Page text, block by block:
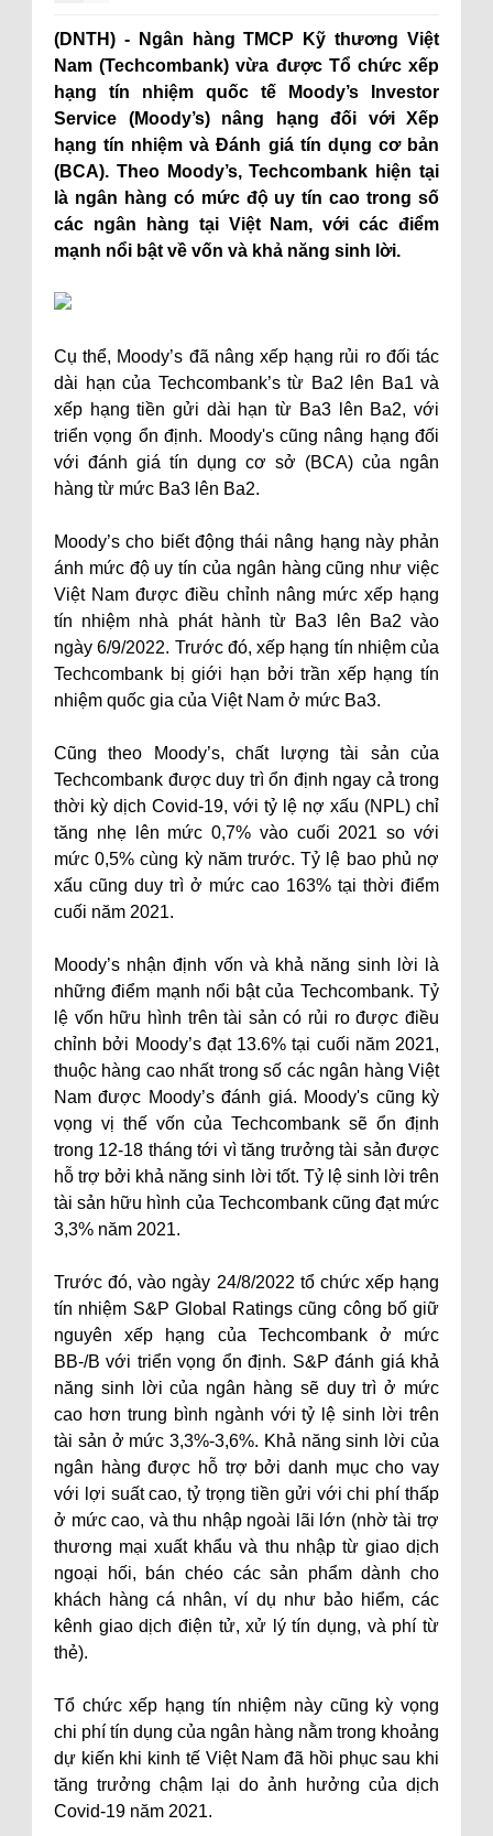
(DNTH) - Ngân hàng TMCP Kỹ thương Việt
Nam (Techcombank) vừa được Tổ chức xếp
hạng tín nhiệm quốc tế Moody’s Investor
Service (Moody’s) nâng hạng đối với Xếp
hạng tín nhiệm và Đánh giá tín dụng cơ bản
(BCA). Theo Moody’s, Techcombank hiện tại
là ngân hàng có mức độ uy tín cao trong số
các ngân hàng tại Việt Nam, với các điểm
mạnh nổi bật về vốn và khả năng sinh lời.
Cụ thể, Moody’s đã nâng xếp hạng rủi ro đối tác
dài hạn của Techcombank’s từ Ba2 lên Ba1 và
xếp hạng tiền gửi dài hạn từ Ba3 lên Ba2, với
triển vọng ổn định. Moody's cũng nâng hạng đối
với đánh giá tín dụng cơ sở (BCA) của ngân
hàng từ mức Ba3 lên Ba2.
Moody’s cho biết động thái nâng hạng này phản
ánh mức độ uy tín của ngân hàng cũng như việc
Việt Nam được điều chỉnh nâng mức xếp hạng
tín nhiệm nhà phát hành từ Ba3 lên Ba2 vào
ngày 6/9/2022. Trước đó, xếp hạng tín nhiệm của
Techcombank bị giới hạn bởi trần xếp hạng tín
nhiệm quốc gia của Việt Nam ở mức Ba3.
Cũng theo Moody’s, chất lượng tài sản của
Techcombank được duy trì ổn định ngay cả trong
thời kỳ dịch Covid-19, với tỷ lệ nợ xấu (NPL) chỉ
tăng nhẹ lên mức 0,7% vào cuối 2021 so với
mức 0,5% cùng kỳ năm trước. Tỷ lệ bao phủ nợ
xấu cũng duy trì ở mức cao 163% tại thời điểm
cuối năm 2021.
Moody’s nhận định vốn và khả năng sinh lời là
những điểm mạnh nổi bật của Techcombank. Tỷ
lệ vốn hữu hình trên tài sản có rủi ro được điều
chỉnh bởi Moody’s đạt 13.6% tại cuối năm 2021,
thuộc hàng cao nhất trong số các ngân hàng Việt
Nam được Moody’s đánh giá. Moody's cũng kỳ
vọng vị thế vốn của Techcombank sẽ ổn định
trong 12-18 tháng tới vì tăng trưởng tài sản được
hỗ trợ bởi khả năng sinh lời tốt. Tỷ lệ sinh lời trên
tài sản hữu hình của Techcombank cũng đạt mức
3,3% năm 2021.
Trước đó, vào ngày 24/8/2022 tổ chức xếp hạng
tín nhiệm S&P Global Ratings cũng công bố giữ
nguyên xếp hạng của Techcombank ở mức
BB-/B với triển vọng ổn định. S&P đánh giá khả
năng sinh lời của ngân hàng sẽ duy trì ở mức
cao hơn trung bình ngành với tỷ lệ sinh lời trên
tài sản ở mức 3,3%-3,6%. Khả năng sinh lời của
ngân hàng được hỗ trợ bởi danh mục cho vay
với lợi suất cao, tỷ trọng tiền gửi với chi phí thấp
ở mức cao, và thu nhập ngoài lãi lớn (nhờ tài trợ
thương mại xuất khẩu và thu nhập từ giao dịch
ngoại hối, bán chéo các sản phẩm dành cho
khách hàng cá nhân, ví dụ như bảo hiểm, các
kênh giao dịch điện tử, xử lý tín dụng, và phí từ
thẻ).
Tổ chức xếp hạng tín nhiệm này cũng kỳ vọng
chi phí tín dụng của ngân hàng nằm trong khoảng
dự kiến khi kinh tế Việt Nam đã hồi phục sau khi
tăng trưởng chậm lại do ảnh hưởng của dịch
Covid-19 năm 2021.